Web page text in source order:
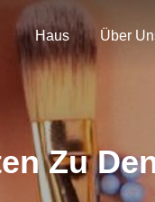
Haus Über
Zu